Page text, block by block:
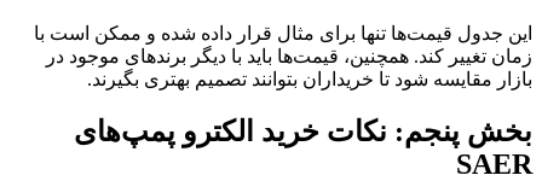
این جدول قیمت‌ها تنها برای مثال قرار داده شده و ممکن است با
زمان تغییر کند. همچنین، قیمت‌ها باید با دیگر برندهای موجود در
بازار مقایسه شود تا خریداران بتوانند تصمیم بهتری بگیرند.
بخش پنجم: نکات خرید الکترو پمپ‌های
SAER